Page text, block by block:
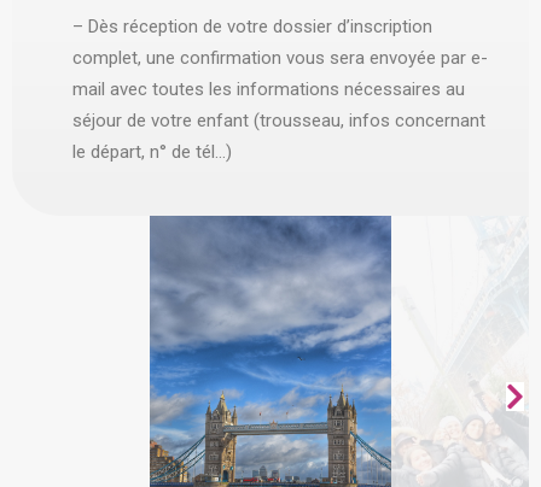
– Dès réception de votre dossier d’inscription
complet, une confirmation vous sera envoyée par e-
mail avec toutes les informations nécessaires au
séjour de votre enfant (trousseau, infos concernant
le départ, n° de tél…)